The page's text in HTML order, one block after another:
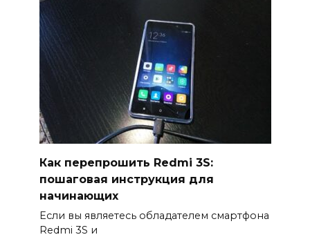
Как перепрошить Redmi 3S:
пошаговая инструкция для
начинающих
Если вы являетесь обладателем смартфона
Redmi 3S и